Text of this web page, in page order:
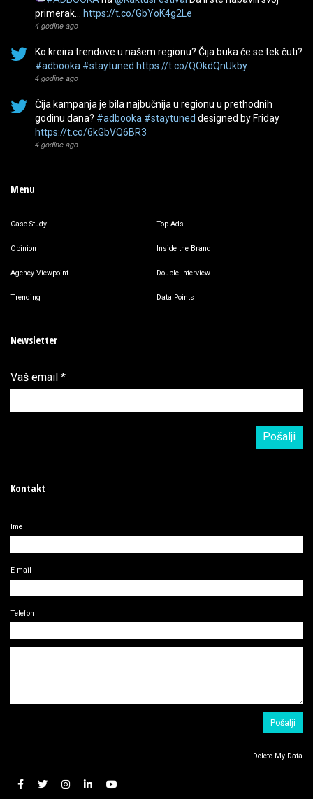
primerak…
https://t.co/GbYoK4g2Le
4 godine ago
Ko kreira trendove u našem regionu? Čija buka će se tek čuti?
#adbooka #staytuned https://t.co/QOkdQnUkby
4 godine ago
Čija kampanja je bila najbučnija u regionu u prethodnih
godinu dana? #adbooka #staytuned designed by Friday
https://t.co/6kGbVQ6BR3
4 godine ago
Menu
Case Study Top Ads
Opinion Inside the Brand
Agency Viewpoint Double Interview
Trending Data Points
Newsletter
Vaš email *
Kontakt
Ime
E-mail
Telefon
Delete My Data